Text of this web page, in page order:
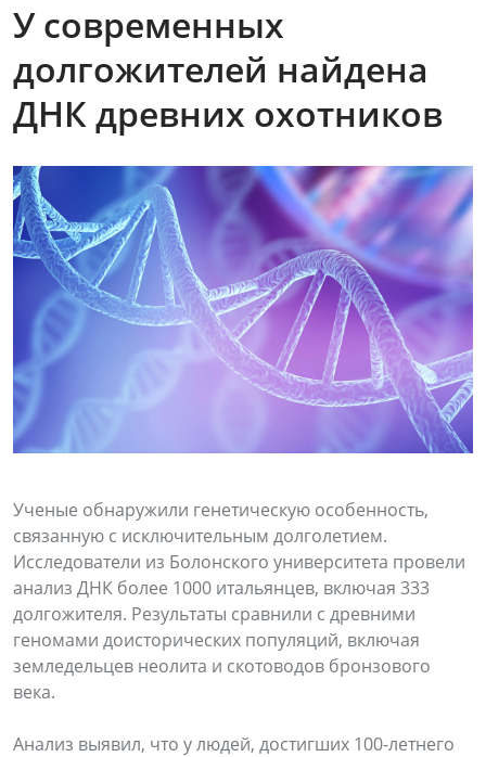
У современных
долгожителей найдена
ДНК древних охотников
Ученые обнаружили генетическую особенность,
связанную с исключительным долголетием.
Исследователи из Болонского университета провели
анализ ДНК более 1000 итальянцев, включая 333
долгожителя. Результаты сравнили с древними
геномами доисторических популяций, включая
земледельцев неолита и скотоводов бронзового
века.
Анализ выявил, что у людей, достигших 100-летнего